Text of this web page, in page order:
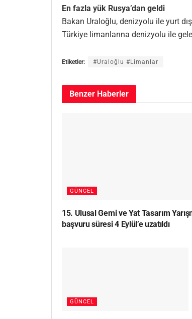
En fazla yük Rusya’dan geldi
Bakan Uraloğlu, denizyolu ile yurt
Türkiye limanlarına denizyolu ile
Etiketler: #Uraloğlu #Limanlar
Benzer Haberler
GÜNCEL
15. Ulusal Gemi ve Yat Tasarım
başvuru süresi 4 Eylül’e uzatıldı
GÜNCEL